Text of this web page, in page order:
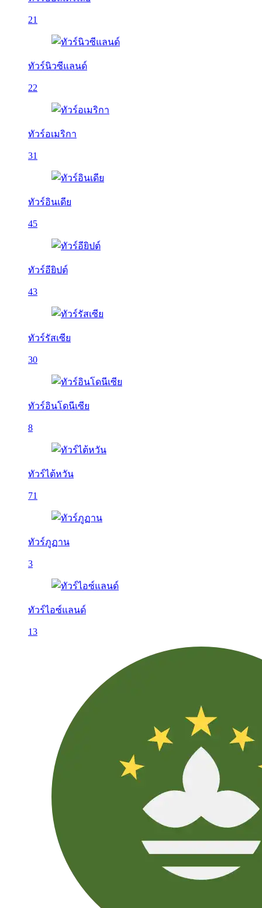
21
ทัวร์นิวซีแลนด์
22
ทัวร์อเมริกา
31
ทัวร์อินเดีย
45
ทัวร์อียิปต์
43
ทัวร์รัสเซีย
30
ทัวร์อินโดนีเซีย
8
ทัวร์ไต้หวัน
71
ทัวร์ภูฏาน
3
ทัวร์ไอซ์แลนด์
13